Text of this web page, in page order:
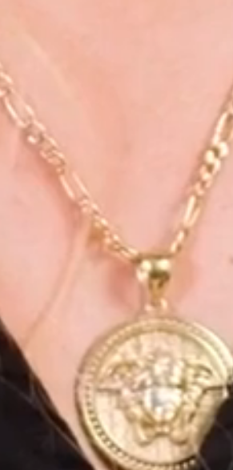
& IA | SeoImpacto
Sedes & Cobertura Internacional
🇨🇴
Colombia (Bogotá, Medellín,
México (CDMX, Acapulco,
🇺🇸
Estados Unidos (Miami,